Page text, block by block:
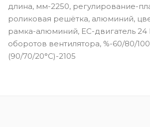
длина, мм-2250, регулирование-
роликовая решётка, алюминий,
рамка-алюминий, EC-двигатель 24
оборотов вентилятора, %-60/80/
(90/70/20°C)-2105